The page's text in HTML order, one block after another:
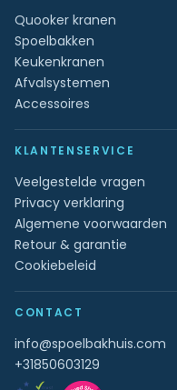
Quooker kranen
Spoelbakken
Keukenkranen
Afvalsystemen
Accessoires
KLANTENSERVICE
Veelgestelde vragen
Privacy verklaring
Algemene voorwaarden
Retour & garantie
Cookiebeleid
CONTACT
info@spoelbakhuis.com
+31850603129